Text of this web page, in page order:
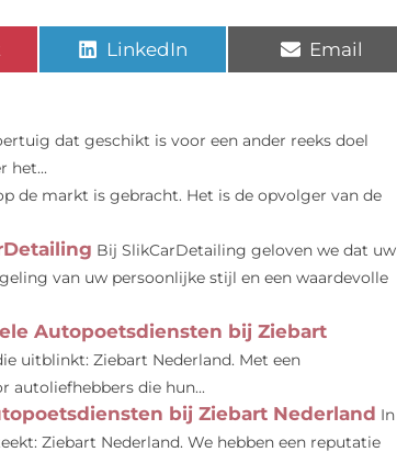
LinkedIn Email
dat geschikt is voor een ander reeks doel
het...
de markt is gebracht. Het is de opvolger van de
Bij SlikCarDetailing geloven we dat uw
van uw persoonlijke stijl en een waardevolle
Autopoetsdiensten bij Ziebart
uitblinkt: Ziebart Nederland. Met een
autoliefhebbers die hun...
bij Ziebart Nederland In
Ziebart Nederland. We hebben een reputatie